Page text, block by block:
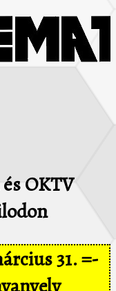
OKTV
31. =-